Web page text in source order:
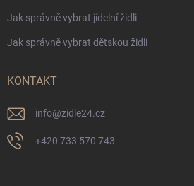
Jak správně vybrat jídelní židli
Jak správně vybrat dětskou židli
KONTAKT
info@zidle24.cz
+420 733 570 743